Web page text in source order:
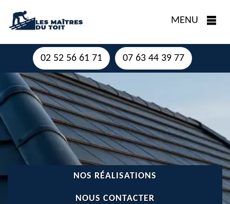
MENU
02 52 56 61 71 07 63 44 39 77
NOS RÉALISATIONS
NOUS CONTACTER